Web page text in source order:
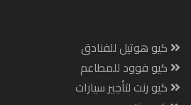
كيو هوتيل للفنادق
كيو فوود للمطاعم
كيو رنت لتأجير سيارات